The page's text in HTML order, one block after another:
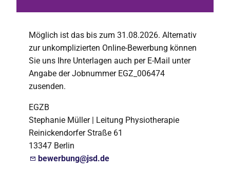
Möglich ist das bis zum 31.08.2026. Alternativ
zur unkomplizierten Online-Bewerbung können
Sie uns Ihre Unterlagen auch per E-Mail unter
Angabe der Jobnummer EGZ_006474
zusenden.
EGZB
Stephanie Müller | Leitung Physiotherapie
Reinickendorfer Straße 61
13347 Berlin
bewerbung@jsd.de